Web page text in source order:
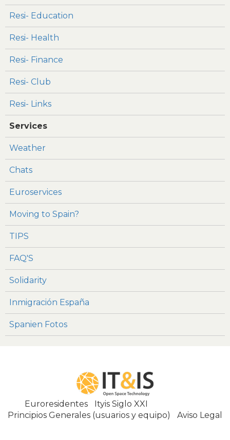
Resi- Education
Resi- Health
Resi- Finance
Resi- Club
Resi- Links
Services
Weather
Chats
Euroservices
Moving to Spain?
TIPS
FAQ'S
Solidarity
Inmigración España
Spanien Fotos
Euroresidentes| Ityis Siglo XXI
Principios Generales (usuarios y equipo)
Aviso Legal